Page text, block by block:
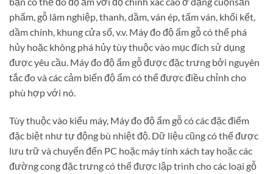
phẩm, gỗ lâm nghiệp, thanh, dầm, ván ép, tấm ván, khối kết,
dầm chính, khung cửa sổ, v.v. Máy đo độ ẩm gỗ có thể phá
hủy hoặc không phá hủy tùy thuộc vào mục đích sử dụng
được yêu cầu. Máy đo độ ẩm gỗ được đặc trưng bởi nguyên
tắc đo và các cảm biến độ ẩm có thể được điều chỉnh cho
phù hợp với nó.
Tùy thuộc vào kiểu máy, Máy đo độ ẩm gỗ có các đặc điểm
đặc biệt như tự động bù nhiệt độ. Dữ liệu cũng có thể được
lưu trữ và chuyển đến PC hoặc máy tính xách tay hoặc các
đường cong đặc trưng có thể được lập trình cho các loại gỗ